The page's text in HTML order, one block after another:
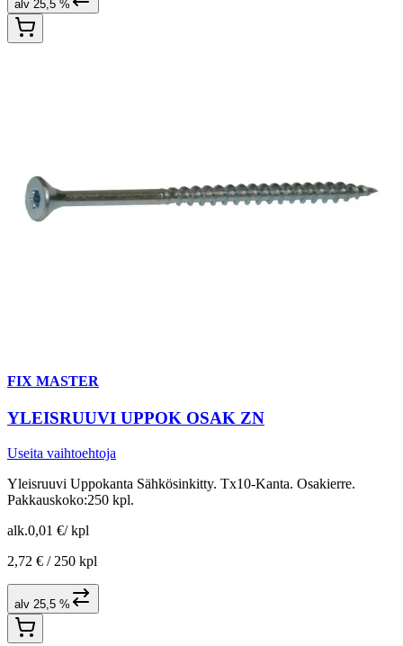
alv 25,5 %
FIX MASTER
YLEISRUUVI UPPOK OSAK ZN
Useita vaihtoehtoja
Yleisruuvi Uppokanta Sähkösinkitty. Tx10-Kanta. Osakierre.
Pakkauskoko:250 kpl.
alk.0,01 €/ kpl
2,72 € / 250 kpl
alv 25,5 %